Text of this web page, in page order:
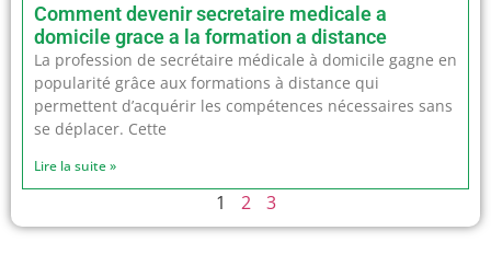
Comment devenir secretaire medicale a
domicile grace a la formation a distance
La profession de secrétaire médicale à domicile gagne en
popularité grâce aux formations à distance qui
permettent d’acquérir les compétences nécessaires sans
se déplacer. Cette
Lire la suite »
1 2 3